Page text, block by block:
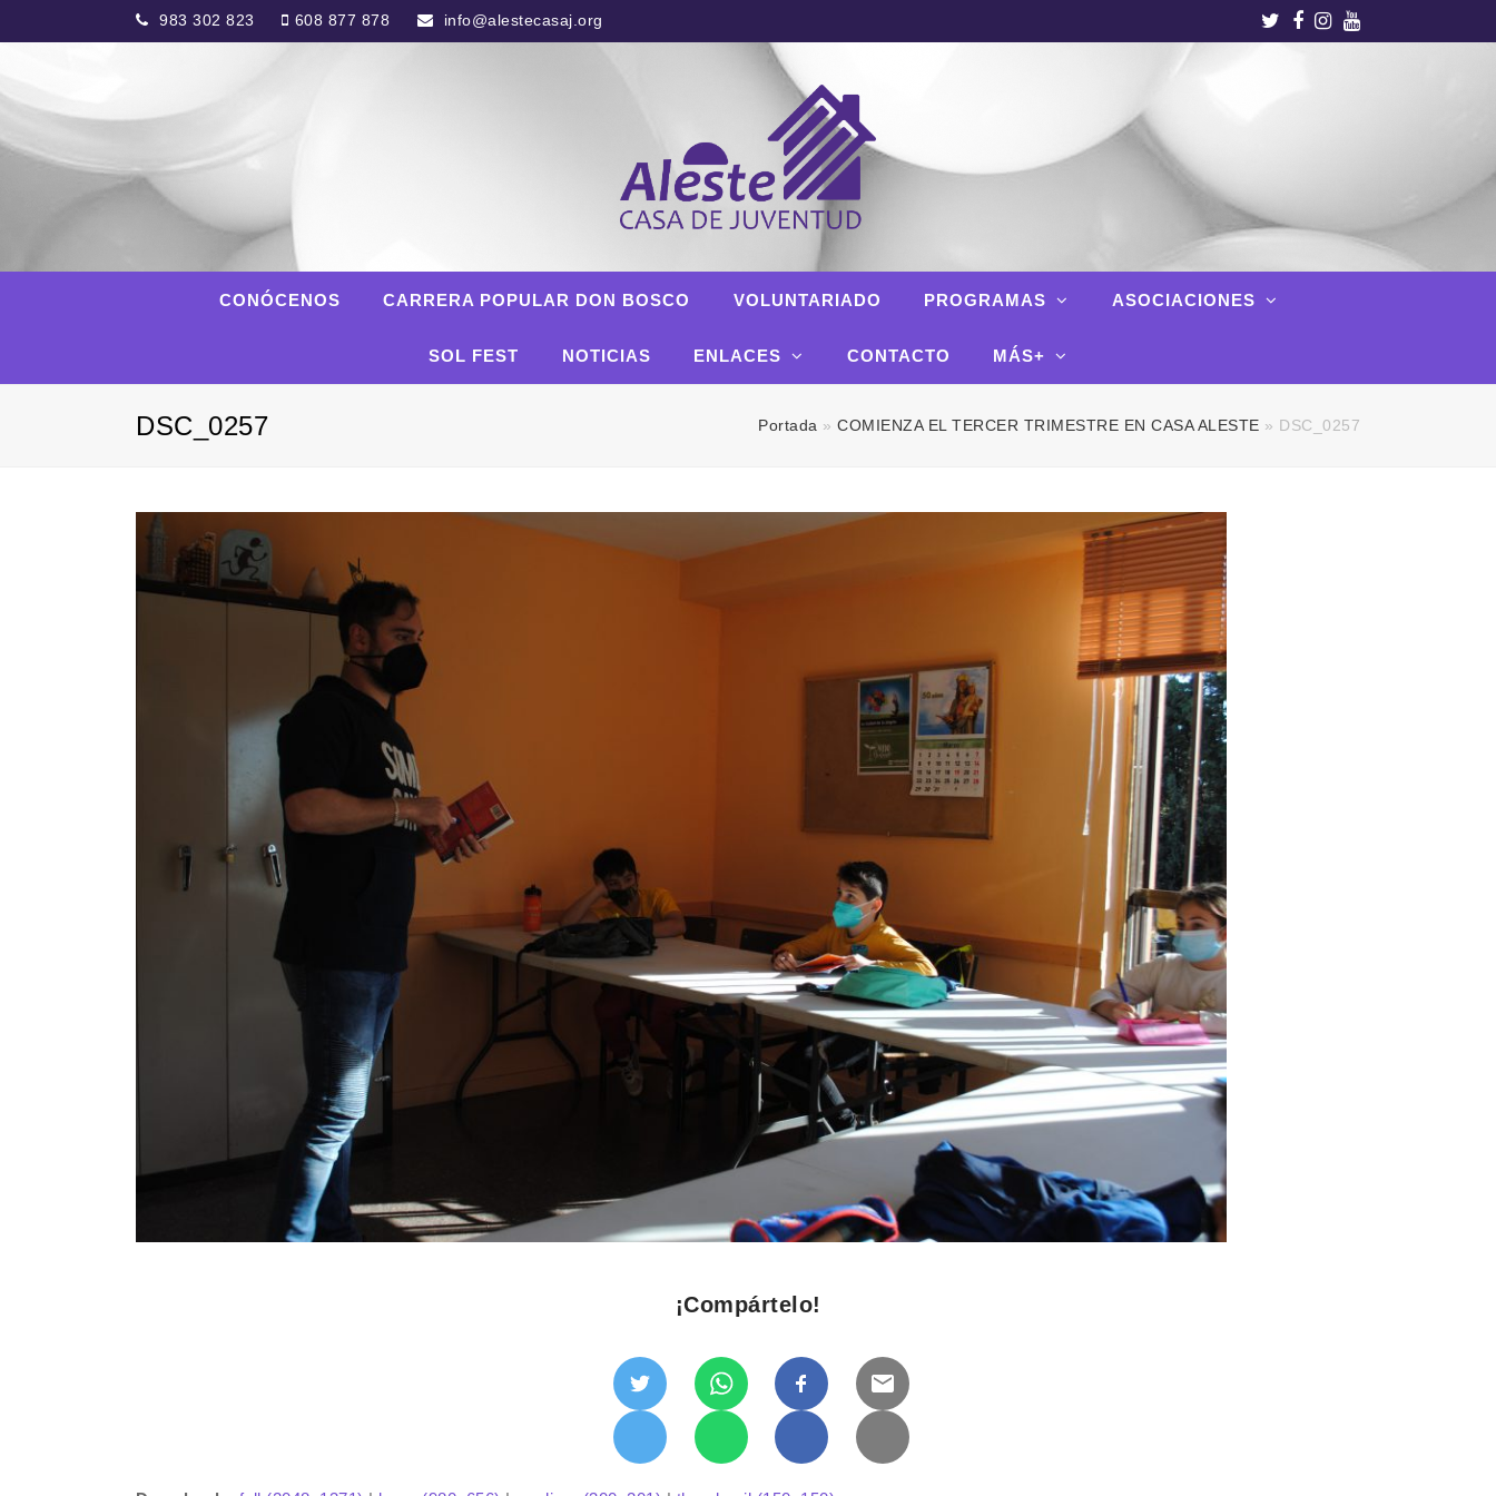
983 302 823 608 877 878 info@alestecasaj.org Twitter
Facebook
Instagram
Youtube
CONÓCENOS CARRERA POPULAR DON BOSCO VOLUNTARIADO PROGRAMAS ASOCIACIONES
SOL FEST NOTICIAS ENLACES CONTACTO MÁS+
DSC_0257 Portada » COMIENZA EL TERCER TRIMESTRE EN CASA ALESTE » DSC_0257
¡Compártelo!